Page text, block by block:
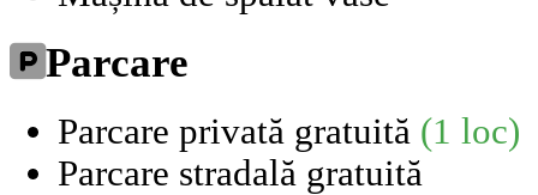
Parcare
Parcare privată gratuită (1 loc)
Parcare stradală gratuită